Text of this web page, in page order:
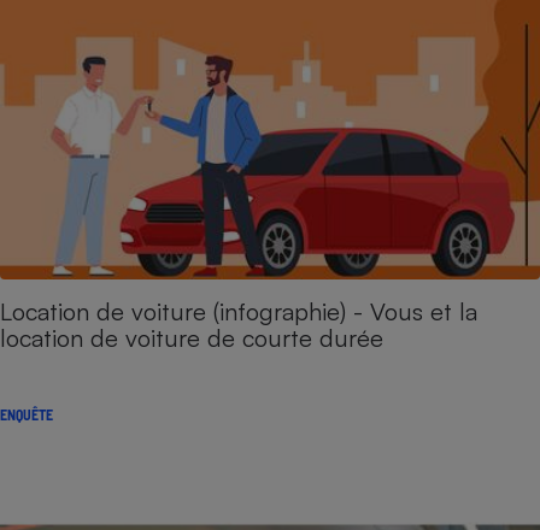
Location de voiture (infographie) - Vous et la
location de voiture de courte durée
ENQUÊTE